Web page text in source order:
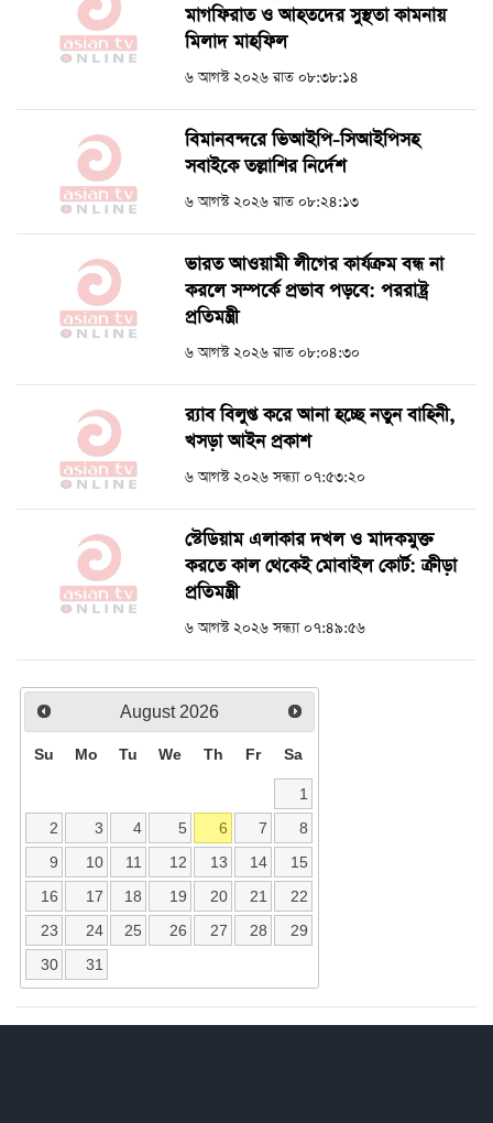
মাগফিরাত ও আহতদের সুস্থতা কামনায়
মিলাদ মাহফিল
৬ আগস্ট ২০২৬ রাত ০৮:৩৮:১৪
বিমানবন্দরে ভিআইপি-সিআইপিসহ
সবাইকে তল্লাশির নির্দেশ
৬ আগস্ট ২০২৬ রাত ০৮:২৪:১৩
ভারত আওয়ামী লীগের কার্যক্রম বন্ধ না
করলে সম্পর্কে প্রভাব পড়বে: পররাষ্ট্র
প্রতিমন্ত্রী
৬ আগস্ট ২০২৬ রাত ০৮:০৪:৩০
র‍্যাব বিলুপ্ত করে আনা হচ্ছে নতুন বাহিনী,
খসড়া আইন প্রকাশ
৬ আগস্ট ২০২৬ সন্ধ্যা ০৭:৫৩:২০
স্টেডিয়াম এলাকার দখল ও মাদকমুক্ত
করতে কাল থেকেই মোবাইল কোর্ট: ক্রীড়া
প্রতিমন্ত্রী
৬ আগস্ট ২০২৬ সন্ধ্যা ০৭:৪৯:৫৬
August 2026
Su Mo Tu We Th Fr Sa
1
2
3 4 5 6 7
8
9
10 11 12 13 14
15
16
17 18 19 20 21
22
23
24 25 26 27 28
29
30
31